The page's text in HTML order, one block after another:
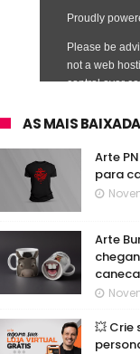
AS MAIS
Arte
para
Arte
💥 Crie